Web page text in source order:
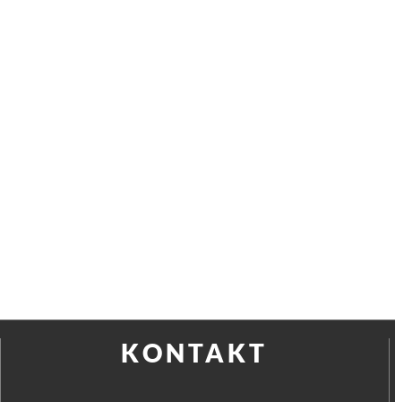
KONTAKT